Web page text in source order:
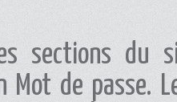
sections du
Mot de passe.